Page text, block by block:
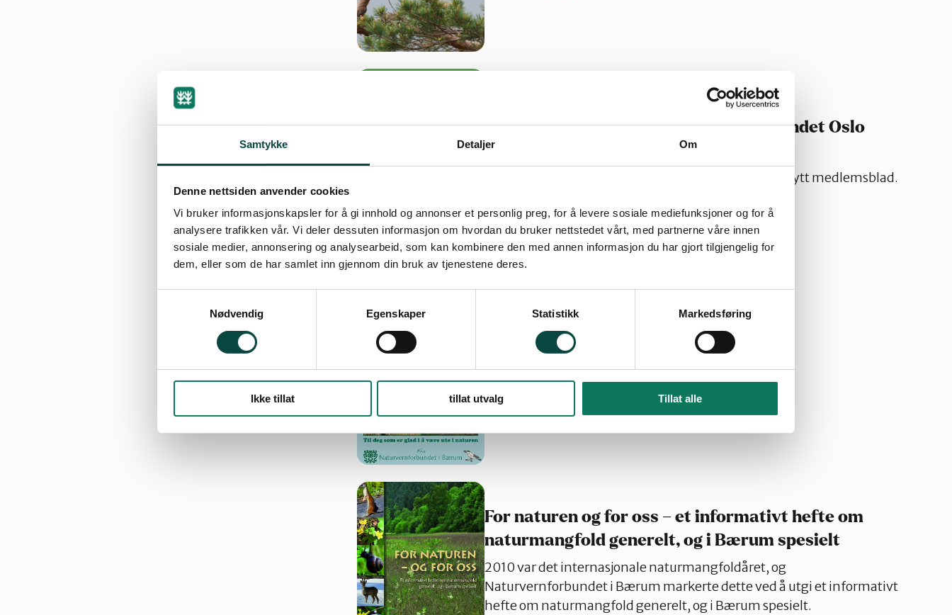
Samtykke Detaljer Om
Denne nettsiden anvender cookies
Vi bruker informasjonskapsler for å gi innhold og annonser et personlig preg, for å levere sosiale mediefunksjoner og for å
analysere trafikken vår. Vi deler dessuten informasjon om hvordan du bruker nettstedet vårt, med partnerne våre innen
sosiale medier, annonsering og analysearbeid, som kan kombinere den med annen informasjon du har gjort tilgjengelig for
dem, eller som de har samlet inn gjennom din bruk av tjenestene deres.
Nødvendig
Egenskaper Statistikk Markedsføring
Ikke tillat tillat utvalg Tillat alle
Nytt medlemsblad for Naturvernforbundet Oslo
Vest
Naturvernforbundet Oslo Vest har laget og gir ut et nytt medlemsblad.
Nøttekråkas lille turbok
Medlemsblad 19.01.2012
For naturen og for oss – et informativt hefte om
naturmangfold generelt, og i Bærum spesielt
2010 var det internasjonale naturmangfoldåret, og
Naturvernforbundet i Bærum markerte dette ved å utgi et informativt
hefte om naturmangfold generelt, og i Bærum spesielt.